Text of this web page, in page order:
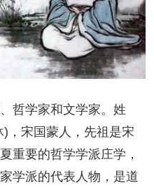
学家和文学家。姓
，宋国蒙人，先祖是宋
重要的哲学学派庄学，
学派的代表人物，是道